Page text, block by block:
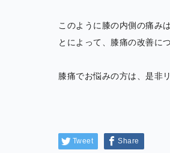
このように膝の内側の痛み
とによって、膝痛の改善に
膝痛でお悩みの方は、是非
Tweet Share